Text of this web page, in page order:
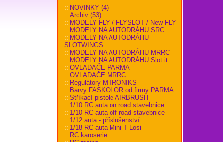
:: NOVINKY (4)
:: Archiv (53)
:: MODELY FLY / FLYSLOT / New FLY
:: MODELY NA AUTODRÁHU SRC
:: MODELY NA AUTODRÁHU
SLOTWINGS
:: MODELY NA AUTODRÁHU MRRC
:: MODELY NA AUTODRÁHU Slot.it
:: OVLADAČE PARMA
:: OVLADAČE MRRC
:: Regulátory MTRONIKS
:: Barvy FASKOLOR od firmy PARMA
:: Stříkací pistole AIRBRUSH
:: 1/10 RC auta on road stavebnice
:: 1/10 RC auta off road stavebnice
:: 1/12 auta - příslušenství
:: 1/18 RC auta Mini T Losi
:: RC karoserie